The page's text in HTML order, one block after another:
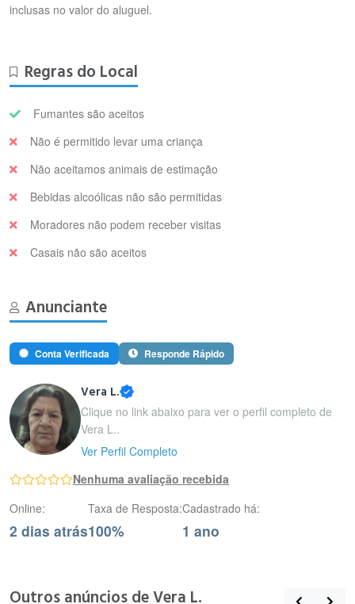
inclusas no valor do aluguel.
Regras do Local
Fumantes são aceitos
Não é permitido levar uma criança
Não aceitamos animais de estimação
Bebidas alcoólicas não são permitidas
Moradores não podem receber visitas
Casais não são aceitos
Anunciante
Conta Verificada Responde Rápido
Vera L.
Clique no link abaixo para ver o perfil completo de
Vera L..
Ver Perfil Completo
Nenhuma avaliação recebida
Online:
2 dias atrás
Taxa de Resposta:
100%
Cadastrado há:
1 ano
Outros anúncios de Vera L.